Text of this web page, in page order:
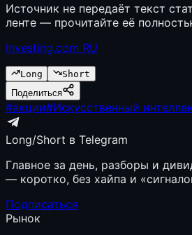
Источник не передаёт текст
ленте — прочитайте её
Investing.com RU
Long
Short
Поделиться
#акции#Искусственный
Long/Short в Telegram
Главное за день, разборы и
— коротко, без хайпа и
Подписаться
Рынок